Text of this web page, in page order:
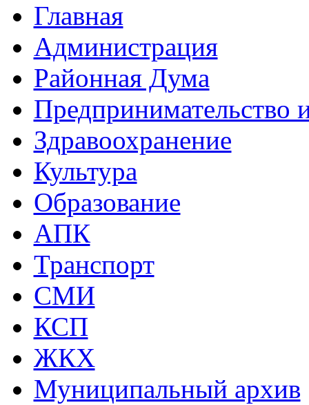
Главная
Администрация
Районная Дума
Предпринимательство
Здравоохранение
Культура
Образование
АПК
Транспорт
СМИ
КСП
ЖКХ
Муниципальный архив